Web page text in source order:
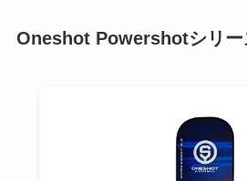
Oneshot Powershotシリー